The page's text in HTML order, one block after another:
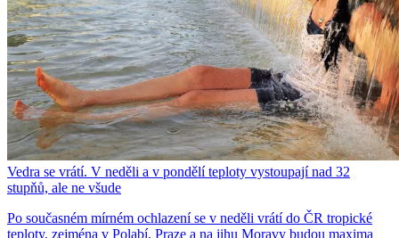
Vedra se vrátí. V neděli a v pondělí teploty vystoupají nad 32
stupňů, ale ne všude
Po současném mírném ochlazení se v neděli vrátí do ČR tropické
teploty, zejména v Polabí, Praze a na jihu Moravy budou maxima